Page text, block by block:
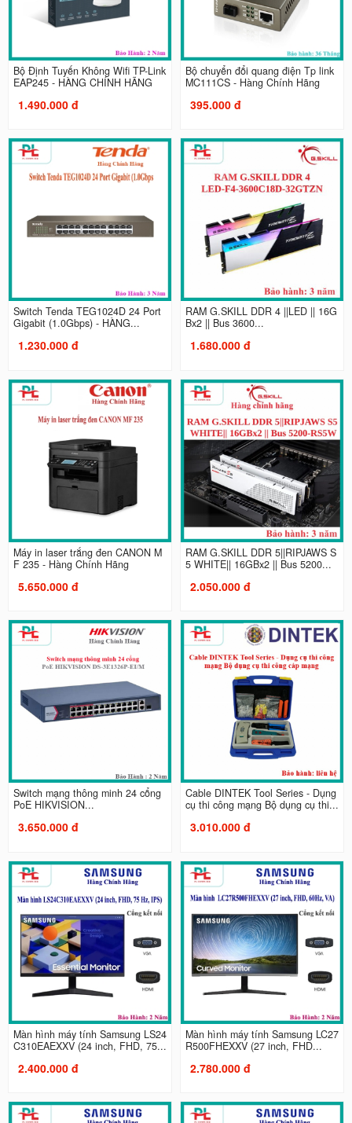
Bộ Định Tuyến Không Wifi TP-Link
EAP245 - HÀNG CHÍNH HÃNG
1.490.000 đ
Bộ chuyển đổi quang điện Tp link
MC111CS - Hàng Chính Hãng
395.000 đ
Switch Tenda TEG1024D 24 Port
Gigabit (1.0Gbps) - HÀNG...
1.230.000 đ
RAM G.SKILL DDR 4 ||LED || 16G
Bx2 || Bus 3600...
1.680.000 đ
Máy in laser trắng đen CANON M
F 235 - Hàng Chính Hãng
5.650.000 đ
RAM G.SKILL DDR 5||RIPJAWS S
5 WHITE|| 16GBx2 || Bus 5200...
2.050.000 đ
Switch mạng thông minh 24 cổng
PoE HIKVISION...
3.650.000 đ
Cable DINTEK Tool Series - Dụng
cụ thi công mạng Bộ dụng cụ thi...
3.010.000 đ
Màn hình máy tính Samsung LS24
C310EAEXXV (24 inch, FHD, 75...
2.400.000 đ
Màn hình máy tính Samsung LC27
R500FHEXXV (27 inch, FHD...
2.780.000 đ